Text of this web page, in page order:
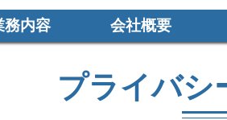
務内容 会社概要
プライバシ